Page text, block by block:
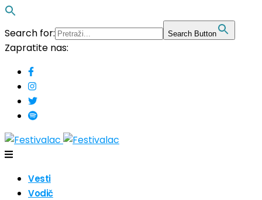
Search for: Search Button
Zapratite nas:
Vesti
Vodič